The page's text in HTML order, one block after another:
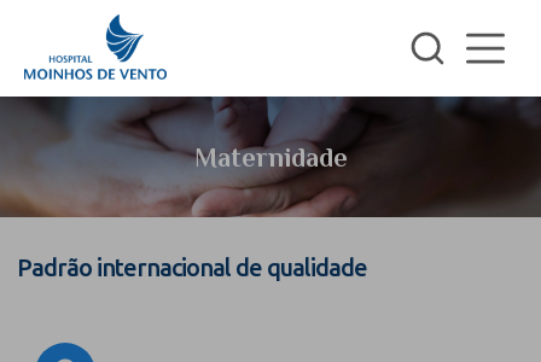
Maternidade
Padrão internacional de qualidade